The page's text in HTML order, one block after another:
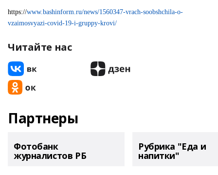
https://www.bashinform.ru/news/1560347-vrach-soobshchila-o-
vzaimosvyazi-covid-19-i-gruppy-krovi/
Читайте нас
Партнеры
Фотобанк
журналистов РБ
Рубрика "Еда и
напитки"